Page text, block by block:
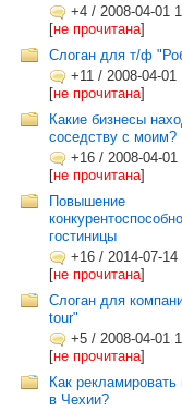
+4 / 2008-04-01
[не прочитана]
Слоган для т/ф
+11 / 2008-04-01
[не прочитана]
Какие бизнесы
соседству с моим?
+16 / 2008-04-
[не прочитана]
Повышение
гостиницы
+16 / 2014-07-
[не прочитана]
Слоган для
tour"
+5 / 2008-04-01
[не прочитана]
Как рекламировать
в Чехии?